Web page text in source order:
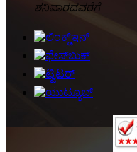
ಶನಿವಾರದವರೆಗೆ